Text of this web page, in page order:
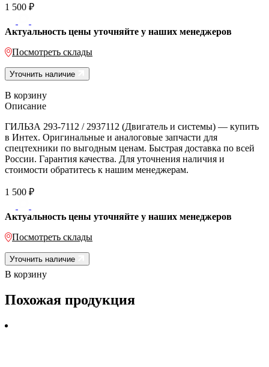
1 500 ₽
Актуальность цены уточняйте у наших менеджеров
Посмотреть склады
Уточнить наличие
В корзину
Описание
ГИЛЬЗА 293-7112 / 2937112 (Двигатель и системы) — купить
в Интех. Оригинальные и аналоговые запчасти для
спецтехники по выгодным ценам. Быстрая доставка по всей
России. Гарантия качества. Для уточнения наличия и
стоимости обратитесь к нашим менеджерам.
1 500 ₽
Актуальность цены уточняйте у наших менеджеров
Посмотреть склады
Уточнить наличие
В корзину
Похожая продукция